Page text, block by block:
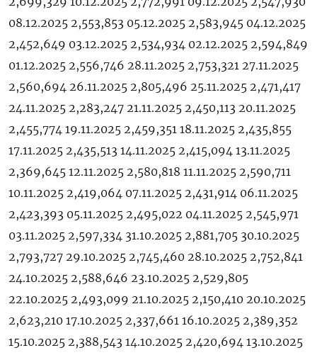
08.12.2025 2,553,853 05.12.2025 2,583,945 04.12.2025
2,452,649 03.12.2025 2,534,934 02.12.2025 2,594,849
01.12.2025 2,556,746 28.11.2025 2,753,321 27.11.2025
2,560,694 26.11.2025 2,805,496 25.11.2025 2,471,417
24.11.2025 2,283,247 21.11.2025 2,450,113 20.11.2025
2,455,774 19.11.2025 2,459,351 18.11.2025 2,435,855
17.11.2025 2,435,513 14.11.2025 2,415,094 13.11.2025
2,369,645 12.11.2025 2,580,818 11.11.2025 2,590,711
10.11.2025 2,419,064 07.11.2025 2,431,914 06.11.2025
2,423,393 05.11.2025 2,495,022 04.11.2025 2,545,971
03.11.2025 2,597,334 31.10.2025 2,881,705 30.10.2025
2,793,727 29.10.2025 2,745,460 28.10.2025 2,752,841
24.10.2025 2,588,646 23.10.2025 2,529,805
22.10.2025 2,493,099 21.10.2025 2,150,410 20.10.2025
2,623,210 17.10.2025 2,337,661 16.10.2025 2,389,352
15.10.2025 2,388,543 14.10.2025 2,420,694 13.10.2025